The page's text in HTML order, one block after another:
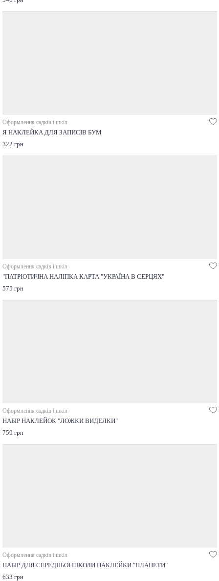
Оформлення садків і шкіл
Я НАКЛЕЙКА ДЛЯ ЗАПИСІВ БУМ
322 грн
Оформлення садків і шкіл
"ПАТРІОТИЧНА НАЛІПКА КАРТА "УКРАЇНА В СЕРЦЯХ"
575 грн
Оформлення садків і шкіл
НАБІР НАКЛЕЙОК "ЛОЖКИ ВИДЕЛКИ"
759 грн
Оформлення садків і шкіл
НАБІР ДЛЯ СЕРЕДНЬОЇ ШКОЛИ НАКЛЕЙКИ "ПЛАНЕТИ"
633 грн